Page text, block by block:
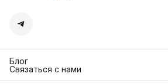
Блог
Связаться с нами